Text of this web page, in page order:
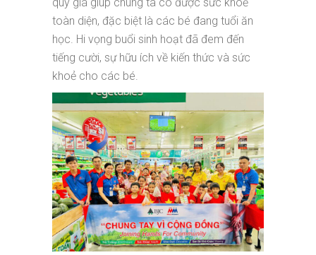
toàn diện, đặc biệt là các bé đang tuổi ăn
học. Hi vọng buổi sinh hoạt đã đem đến
tiếng cười, sự hữu ích về kiến thức và sức
khoẻ cho các bé.